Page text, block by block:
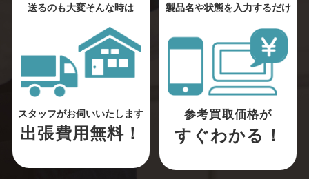
送るのも大変そんな時は
スタッフがお伺いいたします
出張費用無料！
製品名や状態を入力するだけ
参考買取価格が
すぐわかる！